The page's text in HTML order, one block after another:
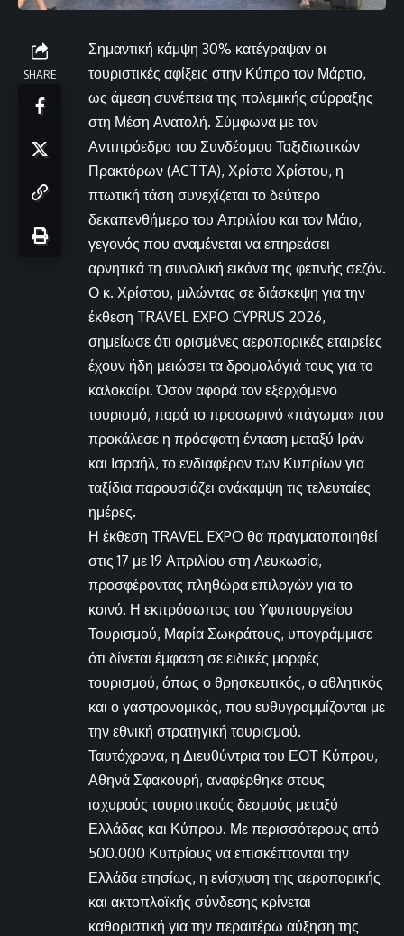
SHARE
Σημαντική κάμψη 30% κατέγραψαν οι
τουριστικές αφίξεις στην Κύπρο τον Μάρτιο,
ως άμεση συνέπεια της πολεμικής σύρραξης
στη Μέση Ανατολή. Σύμφωνα με τον
Αντιπρόεδρο του Συνδέσμου Ταξιδιωτικών
Πρακτόρων (ACTTA), Χρίστο Χρίστου, η
πτωτική τάση συνεχίζεται το δεύτερο
δεκαπενθήμερο του Απριλίου και τον Μάιο,
γεγονός που αναμένεται να επηρεάσει
αρνητικά τη συνολική εικόνα της φετινής σεζόν.
Ο κ. Χρίστου, μιλώντας σε διάσκεψη για την
έκθεση TRAVEL EXPO CYPRUS 2026,
σημείωσε ότι ορισμένες αεροπορικές εταιρείες
έχουν ήδη μειώσει τα δρομολόγιά τους για το
καλοκαίρι. Όσον αφορά τον εξερχόμενο
τουρισμό, παρά το προσωρινό «πάγωμα» που
προκάλεσε η πρόσφατη ένταση μεταξύ Ιράν
και Ισραήλ, το ενδιαφέρον των Κυπρίων για
ταξίδια παρουσιάζει ανάκαμψη τις τελευταίες
ημέρες.
Η έκθεση TRAVEL EXPO θα πραγματοποιηθεί
στις 17 με 19 Απριλίου στη Λευκωσία,
προσφέροντας πληθώρα επιλογών για το
κοινό. Η εκπρόσωπος του Υφυπουργείου
Τουρισμού, Μαρία Σωκράτους, υπογράμμισε
ότι δίνεται έμφαση σε ειδικές μορφές
τουρισμού, όπως ο θρησκευτικός, ο αθλητικός
και ο γαστρονομικός, που ευθυγραμμίζονται με
την εθνική στρατηγική τουρισμού.
Ταυτόχρονα, η Διευθύντρια του ΕΟΤ Κύπρου,
Αθηνά Σφακουρή, αναφέρθηκε στους
ισχυρούς τουριστικούς δεσμούς μεταξύ
Ελλάδας και Κύπρου. Με περισσότερους από
500.000 Κυπρίους να επισκέπτονται την
Ελλάδα ετησίως, η ενίσχυση της αεροπορικής
και ακτοπλοϊκής σύνδεσης κρίνεται
καθοριστική για την περαιτέρω αύξηση της